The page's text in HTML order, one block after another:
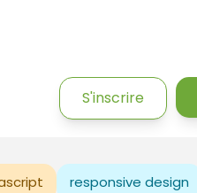
S'inscrire
responsive design